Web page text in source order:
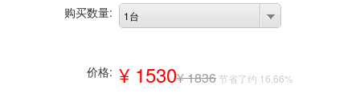
购买数量: 1台
价格: ¥ 1530¥ 1836 节省了约 16.66%